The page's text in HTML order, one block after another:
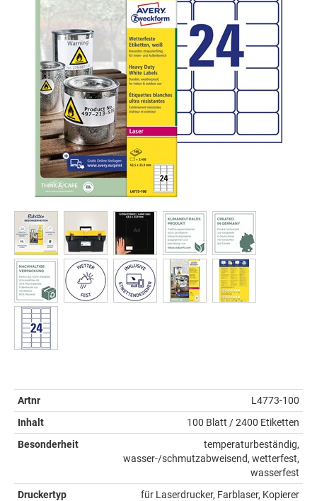
Artnr
L4773-100
Inhalt
100 Blatt / 2400 Etiketten
Besonderheit
temperaturbeständig,
wasser-/schmutzabweisend, wetterfest,
wasserfest
Druckertyp
für Laserdrucker, Farblaser, Kopierer